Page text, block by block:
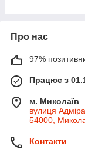
Про нас
97%
Працює з
м. Миколаїв
вулиця
54000,
Контакти